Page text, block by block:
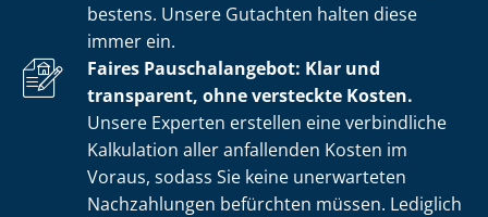
bestens. Unsere Gutachten halten diese
immer ein.
Faires Pauschalangebot: Klar und
transparent, ohne versteckte Kosten.
Unsere Experten erstellen eine verbindliche
Kalkulation aller anfallenden Kosten im
Voraus, sodass Sie keine unerwarteten
Nachzahlungen befürchten müssen. Lediglich